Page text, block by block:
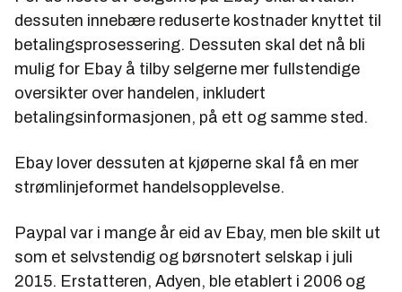
dessuten innebære reduserte kostnader knyttet til
betalingsprosessering. Dessuten skal det nå bli
mulig for Ebay å tilby selgerne mer fullstendige
oversikter over handelen, inkludert
betalingsinformasjonen, på ett og samme sted.
Ebay lover dessuten at kjøperne skal få en mer
strømlinjeformet handelsopplevelse.
Paypal var i mange år eid av Ebay, men ble skilt ut
som et selvstendig og børsnotert selskap i juli
2015. Erstatteren, Adyen, ble etablert i 2006 og